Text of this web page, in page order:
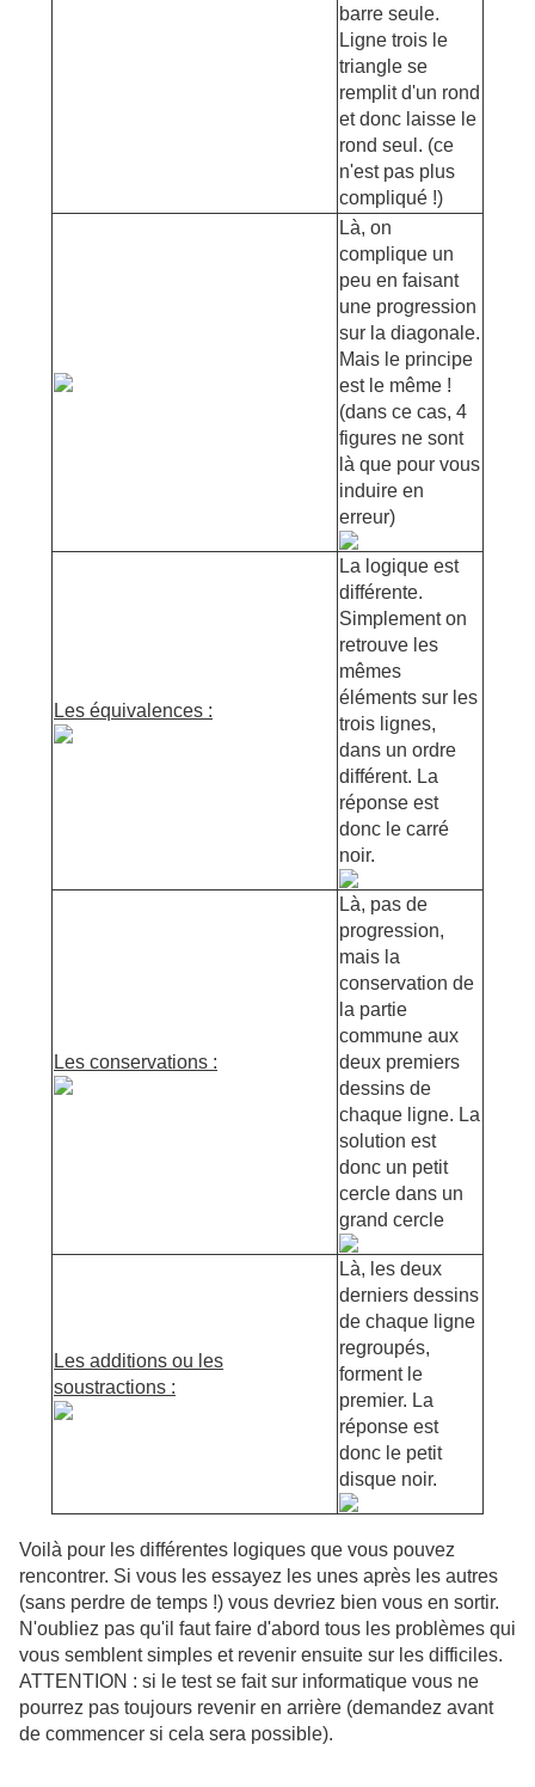
barre seule.
Ligne trois le
triangle se
remplit d'un rond
et donc laisse le
rond seul. (ce
n'est pas plus
compliqué !)
Là, on
complique un
peu en faisant
une progression
sur la diagonale.
Mais le principe
est le même !
(dans ce cas, 4
figures ne sont
là que pour vous
induire en
erreur)
Les équivalences :
La logique est
différente.
Simplement on
retrouve les
mêmes
éléments sur les
trois lignes,
dans un ordre
différent. La
réponse est
donc le carré
noir.
Les conservations :
Là, pas de
progression,
mais la
conservation de
la partie
commune aux
deux premiers
dessins de
chaque ligne. La
solution est
donc un petit
cercle dans un
grand cercle
Les additions ou les
soustractions :
Là, les deux
derniers dessins
de chaque ligne
regroupés,
forment le
premier. La
réponse est
donc le petit
disque noir.
Voilà pour les différentes logiques que vous pouvez
rencontrer. Si vous les essayez les unes après les autres
(sans perdre de temps !) vous devriez bien vous en sortir.
N'oubliez pas qu'il faut faire d'abord tous les problèmes qui
vous semblent simples et revenir ensuite sur les difficiles.
ATTENTION : si le test se fait sur informatique vous ne
pourrez pas toujours revenir en arrière (demandez avant
de commencer si cela sera possible).